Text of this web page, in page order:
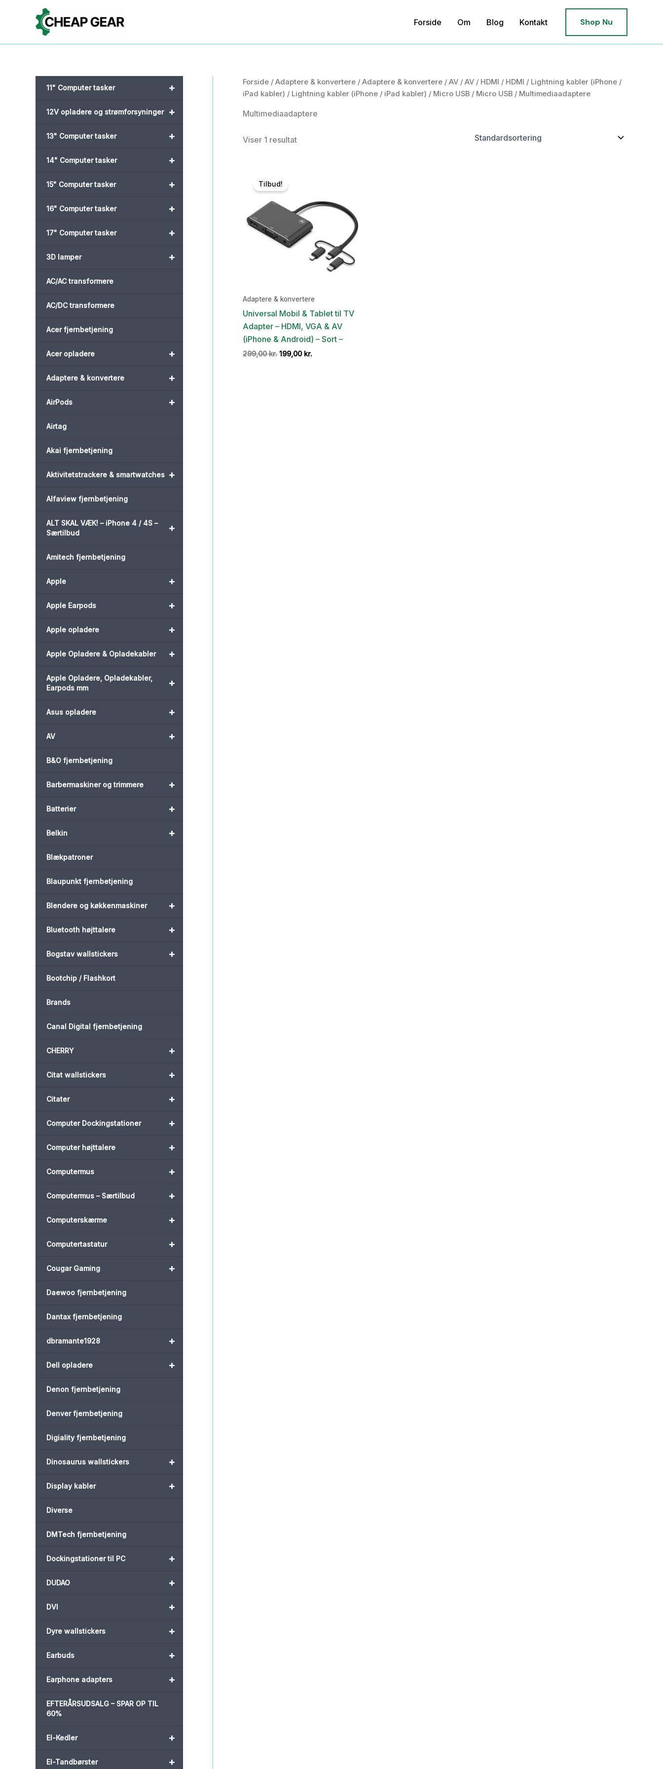
Forside Om Blog Kontakt Shop Nu
+
11" Computer tasker
+
12V opladere og strømforsyninger
+
13" Computer tasker
+
14" Computer tasker
+
15" Computer tasker
+
16" Computer tasker
+
17" Computer tasker
+
3D lamper
AC/AC transformere
AC/DC transformere
Acer fjernbetjening
+
Acer opladere
+
Adaptere & konvertere
+
AirPods
Airtag
Akai fjernbetjening
+
Aktivitetstrackere & smartwatches
Alfaview fjernbetjening
+
ALT SKAL VÆK! – iPhone 4 / 4S –
Særtilbud
Amitech fjernbetjening
+
Apple
+
Apple Earpods
+
Apple opladere
+
Apple Opladere & Opladekabler
+
Apple Opladere, Opladekabler,
Earpods mm
+
Asus opladere
+
AV
B&O fjernbetjening
+
Barbermaskiner og trimmere
+
Batterier
+
Belkin
Blækpatroner
Blaupunkt fjernbetjening
+
Blendere og køkkenmaskiner
+
Bluetooth højttalere
+
Bogstav wallstickers
Bootchip / Flashkort
Brands
Canal Digital fjernbetjening
+
CHERRY
+
Citat wallstickers
+
Citater
+
Computer Dockingstationer
+
Computer højttalere
+
Computermus
+
Computermus – Særtilbud
+
Computerskærme
+
Computertastatur
+
Cougar Gaming
Daewoo fjernbetjening
Dantax fjernbetjening
+
dbramante1928
+
Dell opladere
Denon fjernbetjening
Denver fjernbetjening
Digiality fjernbetjening
+
Dinosaurus wallstickers
+
Display kabler
Diverse
DMTech fjernbetjening
+
Dockingstationer til PC
+
DUDAO
+
DVI
+
Dyre wallstickers
+
Earbuds
+
Earphone adapters
EFTERÅRSUDSALG – SPAR OP TIL
60%
+
El-Kedler
+
El-Tandbørster
Forside / Adaptere & konvertere / Adaptere & konvertere / AV / AV / HDMI / HDMI / Lightning kabler (iPhone /
iPad kabler) / Lightning kabler (iPhone / iPad kabler) / Micro USB / Micro USB / Multimediaadaptere
Multimediaadaptere
Viser 1 resultat
Tilbud!
Adaptere & konvertere
Universal Mobil & Tablet til TV
Adapter – HDMI, VGA & AV
(iPhone & Android) – Sort –
299,00kr. Den
199,00 kr.